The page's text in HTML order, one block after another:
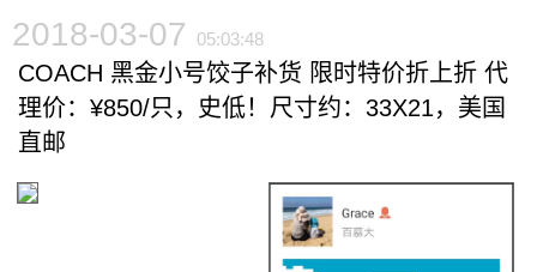
2018-03-07 05:03:48
COACH 黑金小号饺子补货 限时特价折上折 代
理价：¥850/只，史低！尺寸约：33X21，美国
直邮